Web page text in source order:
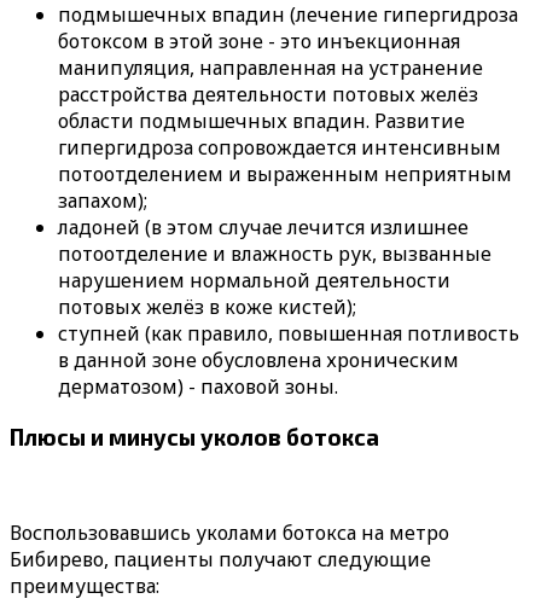
подмышечных впадин (лечение гипергидроза
ботоксом в этой зоне - это инъекционная
манипуляция, направленная на устранение
расстройства деятельности потовых желёз
области подмышечных впадин. Развитие
гипергидроза сопровождается интенсивным
потоотделением и выраженным неприятным
запахом);
ладоней (в этом случае лечится излишнее
потоотделение и влажность рук, вызванные
нарушением нормальной деятельности
потовых желёз в коже кистей);
ступней (как правило, повышенная потливость
в данной зоне обусловлена хроническим
дерматозом) - паховой зоны.
Плюсы и минусы уколов ботокса
Воспользовавшись уколами ботокса на метро
Бибирево, пациенты получают следующие
преимущества: